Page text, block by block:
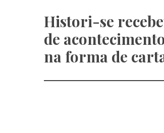
Histori-se
de
na forma de